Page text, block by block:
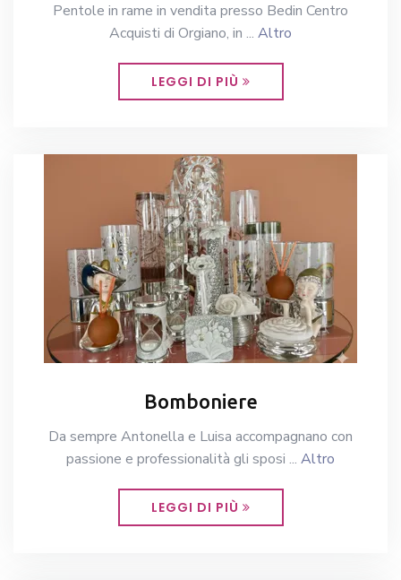
Pentole in rame in vendita presso Bedin Centro
Acquisti di Orgiano, in ... Altro
LEGGI DI PIÙ
Bomboniere
Da sempre Antonella e Luisa accompagnano con
passione e professionalità gli sposi ... Altro
LEGGI DI PIÙ